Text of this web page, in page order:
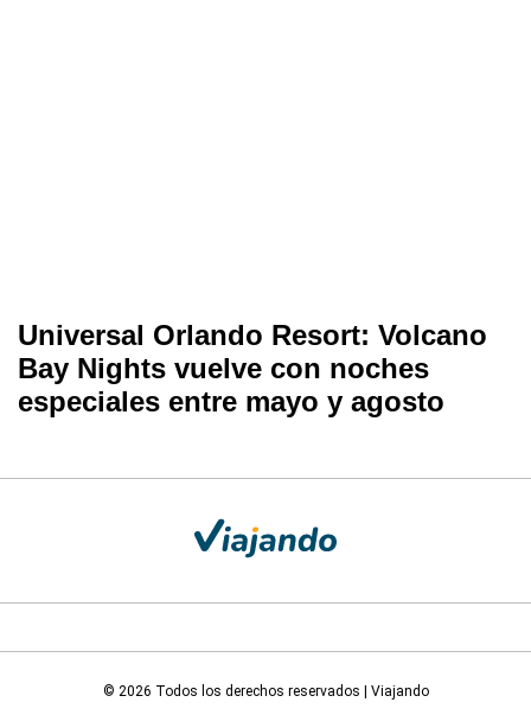
Universal Orlando Resort: Volcano
Bay Nights vuelve con noches
especiales entre mayo y agosto
© 2026 Todos los derechos reservados | Viajando